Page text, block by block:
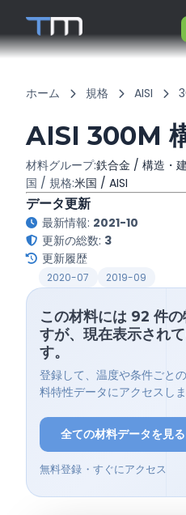
ホーム 規格 AISI
AISI 300M
材料グループ:鉄合金 / 構造・
国 / 規格:米国 / AISI
データ更新
最新情報: 2021-10
更新の総数: 3
更新履歴
2020-07 2019-09
この材料には 92 件
すが、現在表示され
す。
登録して、温度や条件ごと
料特性データにアクセスしま
全ての材料データを見る
無料登録・すぐにアクセス